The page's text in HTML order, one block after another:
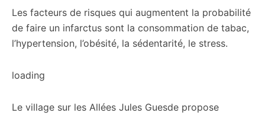
Les facteurs de risques qui augmentent la probabilité
de faire un infarctus sont la consommation de tabac,
l’hypertension, l’obésité, la sédentarité, le stress.
loading
Le village sur les Allées Jules Guesde propose